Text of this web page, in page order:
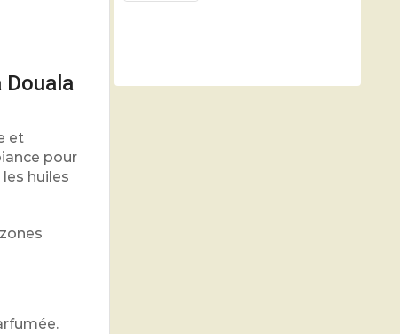
Douala
et
pour
huiles